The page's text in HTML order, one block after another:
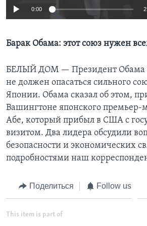
Learning English
СОЦИАЛЬНЫЕ СЕТИ
Языки
0:00
Барак Обама: этот союз нужен
БЕЛЫЙ ДОМ — Президент Обама
не должен опасаться сильного
Японии. Обама сказал об этом,
Вашингтоне японского премьер-
Абе, который прибыл в США с
визитом. Два лидера обсудили
безопасности и экономических
подробностями наш
Поделиться Follow us
This item is part of